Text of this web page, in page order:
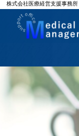
株式会社医療経営支援事務